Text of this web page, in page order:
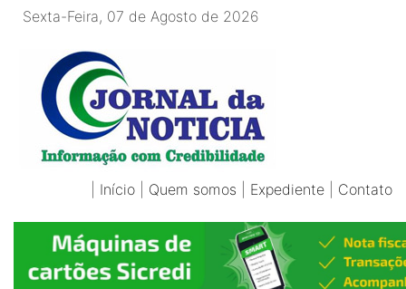
Sexta-Feira, 07 de Agosto de 2026
Início Quem somos Expediente Contato